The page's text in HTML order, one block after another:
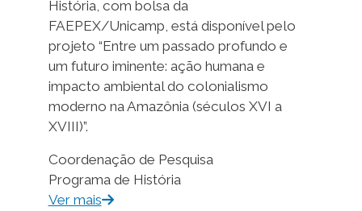
História, com bolsa da
FAEPEX/Unicamp, está disponível pelo
projeto “Entre um passado profundo e
um futuro iminente: ação humana e
impacto ambiental do colonialismo
moderno na Amazônia (séculos XVI a
XVIII)”.
Coordenação de Pesquisa
Programa de História
Ver mais